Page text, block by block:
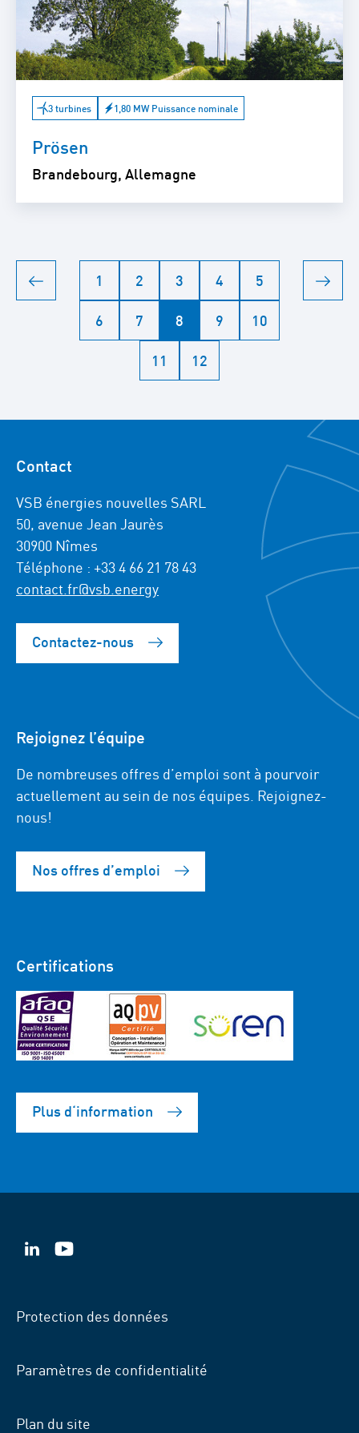
3 turbines 1,80 MW Puissance nominale
Prösen
Brandebourg, Allemagne
1 2 3 4
5
6
7 8 9
10
11
12
Contact
VSB énergies nouvelles SARL
50, avenue Jean Jaurès
30900 Nîmes
Téléphone : +33 4 66 21 78 43
contact.fr@vsb.energy
Contactez-nous
Rejoignez l’équipe
De nombreuses offres d’emploi sont à pourvoir
actuellement au sein de nos équipes. Rejoignez-
nous!
Nos offres d’emploi
Certifications
Plus d‘information
VSB
VSB
Protection des données
Paramètres de confidentialité
Plan du site